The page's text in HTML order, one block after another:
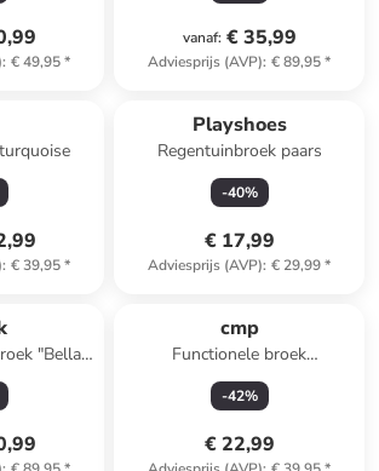
: € 49,95*
vanaf: € 35,99
Adviesprijs (AVP): € 89,95*
: € 39,95*
Playshoes
Regentuinbroek paars
-40%
€ 17,99
Adviesprijs (AVP): € 29,99*
"Bella"
cmp
Functionele broek
donkerblauw
-42%
€ 22,99